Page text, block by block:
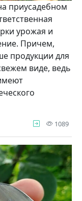
приусадебном
урожая и
Причем,
продукции для
виде, ведь
1089